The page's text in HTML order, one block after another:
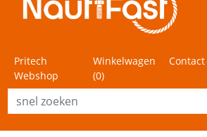
Pritech
Webshop
Winkelwagen
(0)
Contact